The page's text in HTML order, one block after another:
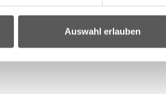
Auswahl erlauben